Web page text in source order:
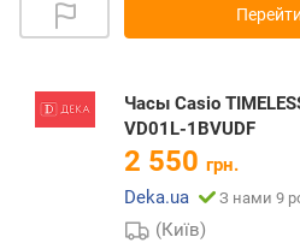
Часы Casio
VD01L-1BVUDF
2 550 грн.
Deka.ua
З нами 9
(Київ)